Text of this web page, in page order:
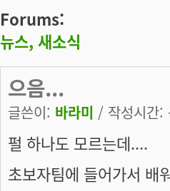
Forums:
뉴스, 새소식
으음...
글쓴이: 바라미 / 작성시간
펄 하나도 모르는데....
초보자팀에 들어가서 배